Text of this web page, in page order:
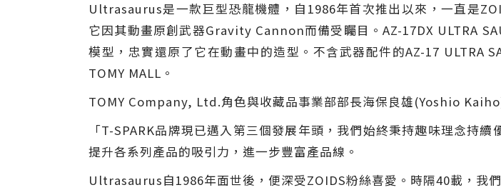
Ultrasaurus是一款巨型恐龍機體，自1986年首次推出以來，一直是
它因其動畫原創武器Gravity Cannon而備受矚目。AZ-17DX ULTRA
模型，忠實還原了它在動畫中的造型。不含武器配件的AZ-17 ULTRA
TOMY MALL。
TOMY Company, Ltd.角色與收藏品事業部部長海保良雄(Yoshio
「T-SPARK品牌現已邁入第三個發展年頭，我們始終秉持趣味理念持
提升各系列產品的吸引力，進一步豐富產品線。
Ultrasaurus自1986年面世後，便深受ZOIDS粉絲喜愛。時隔40載，